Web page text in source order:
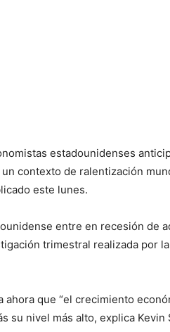
estadounidenses
contexto de ralentización
este lunes.
entre en recesión de
trimestral realizada por
ahora que “el crecimiento
su nivel más alto, explica